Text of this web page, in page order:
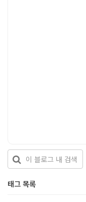
개
발
도
태그 목록